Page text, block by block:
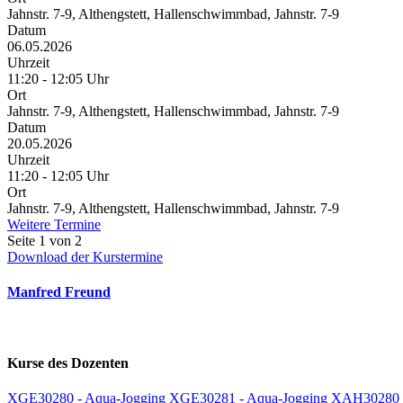
Jahnstr. 7-9, Althengstett, Hallenschwimmbad, Jahnstr. 7-9
Datum
06.05.2026
Uhrzeit
11:20 - 12:05 Uhr
Ort
Jahnstr. 7-9, Althengstett, Hallenschwimmbad, Jahnstr. 7-9
Datum
20.05.2026
Uhrzeit
11:20 - 12:05 Uhr
Ort
Jahnstr. 7-9, Althengstett, Hallenschwimmbad, Jahnstr. 7-9
Weitere Termine
Seite 1 von 2
Download der Kurstermine
Manfred Freund
Kurse des Dozenten
XGE30280 - Aqua-Jogging XGE30281 - Aqua-Jogging XAH30280